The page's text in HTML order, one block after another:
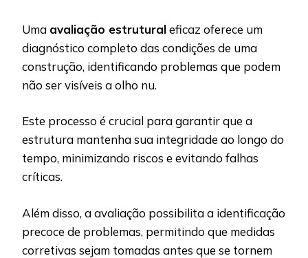
Uma avaliação estruturaleficaz oferece um
diagnóstico completo das condições de uma
construção, identificando problemas que podem
não ser visíveis a olho nu.
Este processo é crucial para garantir que a
estrutura mantenha sua integridade ao longo do
tempo, minimizando riscos e evitando falhas
críticas.
Além disso, a avaliação possibilita a identificação
precoce de problemas, permitindo que medidas
corretivas sejam tomadas antes que se tornem